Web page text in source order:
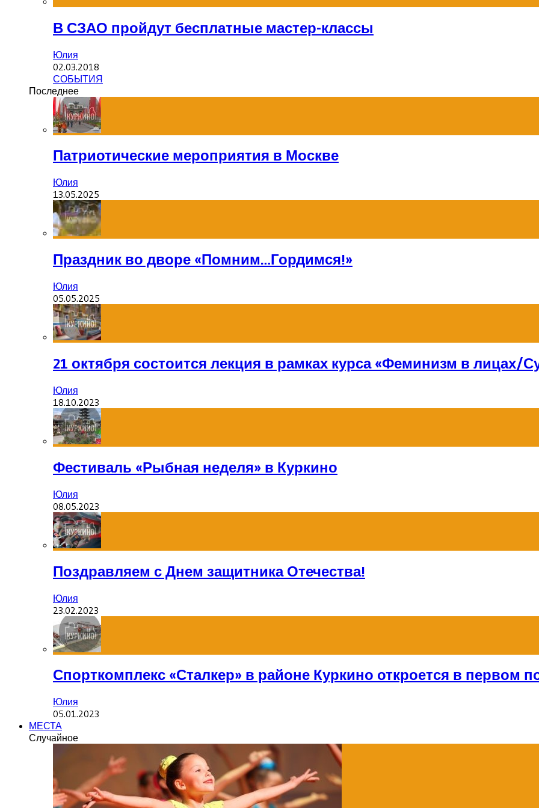
В СЗАО пройдут бесплатные мастер-классы
Юлия
02.03.2018
СОБЫТИЯ
Последнее
Патриотические мероприятия в Москве
Юлия
13.05.2025
Праздник во дворе «Помним…Гордимся!»
Юлия
05.05.2025
21 октября состоится лекция в рамках курса «Феминизм в лицах/
Юлия
18.10.2023
Фестиваль «Рыбная неделя» в Куркино
Юлия
08.05.2023
Поздравляем с Днем защитника Отечества!
Юлия
23.02.2023
Спорткомплекс «Сталкер» в районе Куркино откроется в первом
Юлия
05.01.2023
МЕСТА
Случайное